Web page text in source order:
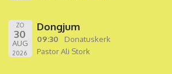
ZO
30
AUG
2026
Dongjum
09:30
Donatuskerk
Pastor Ali Stork